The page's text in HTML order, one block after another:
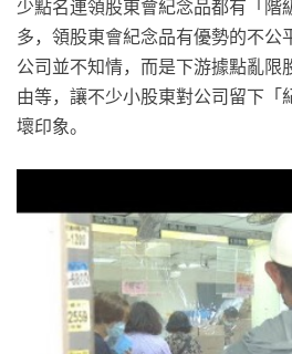
少點名連領股東會紀念品都有「階
多，領股東會紀念品有優勢的不公
公司並不知情，而是下游據點亂限
由等，讓不少小股東對公司留下「
壞印象。